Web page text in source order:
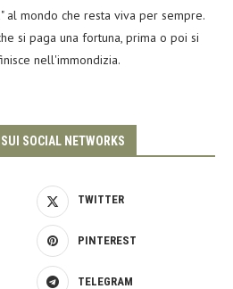
al mondo che resta viva per sempre.
si paga una fortuna, prima o poi si
nell'immondizia.
SOCIAL NETWORKS
TWITTER
PINTEREST
TELEGRAM